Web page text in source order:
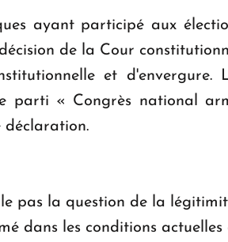
ayant participé aux
de la Cour
et
parti « Congrès national
déclaration.
pas la question de la
dans les conditions